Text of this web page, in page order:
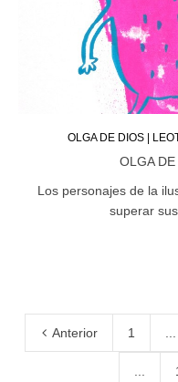
OLGA DE DIOS |
OLGA
Los personajes de la
superar
Anterior 1